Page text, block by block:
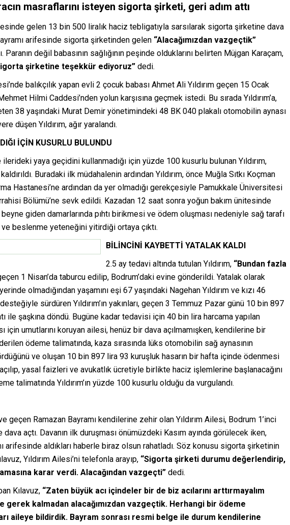
masraflarını isteyen sigorta şirketi, geri adım attı
gelen 13 bin 500 liralık haciz tebligatıyla sarsılarak sigorta şirketine dava
arifesinde sigorta şirketinden gelen “Alacağımızdan vazgeçtik”
değil babasının sağlığının peşinde olduklarını belirten Müjgan Karaçam,
şirketine teşekkür ediyoruz” dedi.
balıkçılık yapan evli 2 çocuk babası Ahmet Ali Yıldırım geçen 15 Ocak
Hilmi Caddesi’nden yolun karşısına geçmek istedi. Bu sırada Yıldırım’a,
38 yaşındaki Murat Demir yönetimindeki 48 BK 040 plakalı otomobilin aynası
düşen Yıldırım, ağır yaralandı.
İÇİN KUSURLU BULUNDU
yaya geçidini kullanmadığı için yüzde 100 kusurlu bulunan Yıldırım,
Buradaki ilk müdahalenin ardından Yıldırım, önce Muğla Sıtkı Koçman
Hastanesi’ne ardından da yer olmadığı gerekçesiyle Pamukkale Üniversitesi
Bölümü’ne sevk edildi. Kazadan 12 saat sonra yoğun bakım ünitesinde
beyne giden damarlarında pıhtı birikmesi ve ödem oluşması nedeniyle sağ tarafı
beslenme yeteneğini yitirdiği ortaya çıktı.
BİLİNCİNİ KAYBETTİ YATALAK KALDI
2.5 ay tedavi altında tutulan Yıldırım, “Bundan fazla
1 Nisan’da taburcu edilip, Bodrum’daki evine gönderildi. Yatalak olarak
olmadığından yaşamını eşi 67 yaşındaki Nagehan Yıldırım ve kızı 46
sürdüren Yıldırım’ın yakınları, geçen 3 Temmuz Pazar günü 10 bin 897
ile şaşkına döndü. Bugüne kadar tedavisi için 40 bin lira harcama yapılan
için umutlarını koruyan ailesi, henüz bir dava açılmamışken, kendilerine bir
ödeme talimatında, kaza sırasında lüks otomobilin sağ aynasının
gördüğünü ve oluşan 10 bin 897 lira 93 kuruşluk hasarın bir hafta içinde ödenmesi
yasal faizleri ve avukatlık ücretiyle birlikte haciz işlemlerine başlanacağını
talimatında Yıldırım’ın yüzde 100 kusurlu olduğu da vurgulandı.
geçen Ramazan Bayramı kendilerine zehir olan Yıldırım Ailesi, Bodrum 1’inci
açtı. Davanın ilk duruşması önümüzdeki Kasım ayında görülecek iken,
arifesinde aldıkları haberle biraz olsun rahatladı. Söz konusu sigorta şirketinin
Yıldırım Ailesi’ni telefonla arayıp, “Sigorta şirketi durumu değerlendirip,
karar verdi. Alacağından vazgeçti” dedi.
Kılavuz, “Zaten büyük acı içindeler bir de biz acılarını arttırmayalım
gerek kalmadan alacağımızdan vazgeçtik. Herhangi bir ödeme
aileye bildirdik. Bayram sonrası resmi belge ile durum kendilerine